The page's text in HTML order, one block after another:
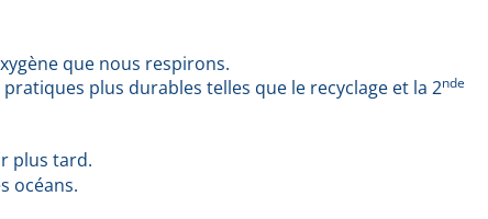
que nous respirons.
plus durables telles que le recyclage et la 2nde
plus tard.
océans.